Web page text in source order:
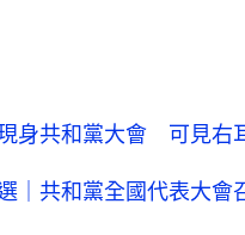
身共和黨大會 可見右
｜共和黨全國代表大